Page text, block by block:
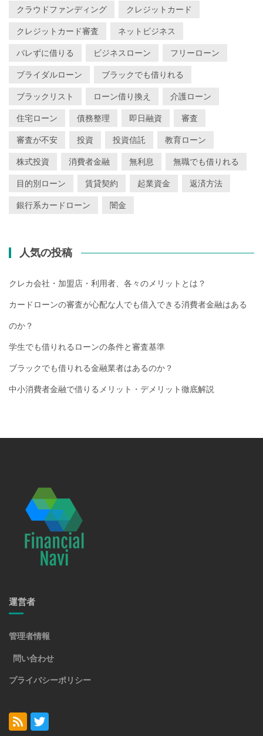
クラウドファンディング クレジットカード
クレジットカード審査 ネットビジネス
バレずに借りる ビジネスローン フリーローン
ブライダルローン ブラックでも借りれる
ブラックリスト ローン借り換え 介護ローン
住宅ローン 債務整理 即日融資 審査
審査が不安 投資 投資信託 教育ローン
株式投資 消費者金融 無利息 無職でも借りれる
目的別ローン 賃貸契約 起業資金 返済方法
銀行系カードローン 闇金
人気の投稿
クレカ会社・加盟店・利用者、各々のメリットとは？
カードローンの審査が心配な人でも借入できる消費者金融はある
のか？
学生でも借りれるローンの条件と審査基準
ブラックでも借りれる金融業者はあるのか？
中小消費者金融で借りるメリット・デメリット徹底解説
運営者
管理者情報
問い合わせ
プライバシーポリシー